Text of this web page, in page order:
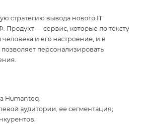
стратегию вывода нового IT
Продукт — сервис, которые по тексту
и его настроение, и в
позволяет персонализировать
Humanteq;
аудитории, ее сегментация;